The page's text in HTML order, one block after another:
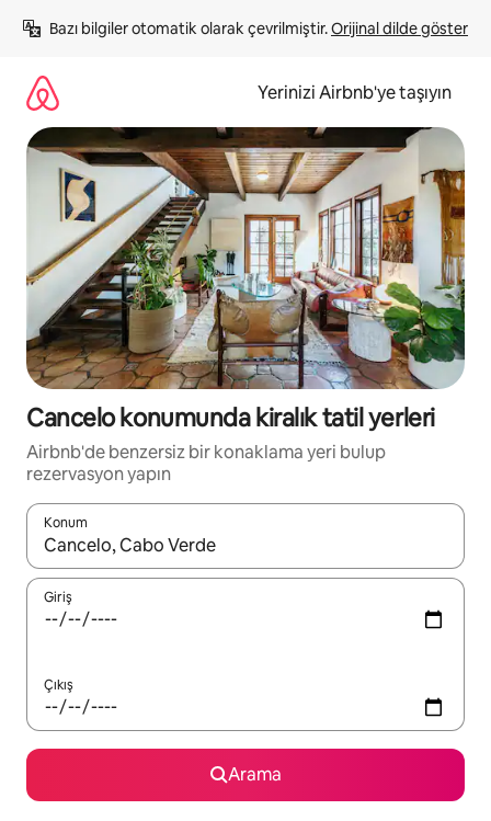
atla
Bazı bilgiler otomatik olarak çevrilmiştir. Orijinal dilde göster
Yerinizi Airbnb'ye taşıyın
Cancelo konumunda kiralık tatil yerleri
Airbnb'de benzersiz bir konaklama yeri bulup
rezervasyon yapın
Konum
Sonuçlar kullanılabilir olduğunda yukarı ve aşağı oklarıyla
Giriş
Çıkış
Arama